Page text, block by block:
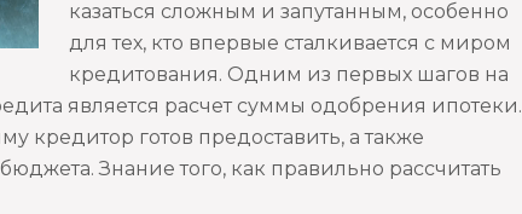
казаться сложным и запутанным, особенно
для тех, кто впервые сталкивается с миром
кредитования. Одним из первых шагов на
является расчет суммы одобрения ипотеки.
кредитор готов предоставить, а также
Знание того, как правильно рассчитать